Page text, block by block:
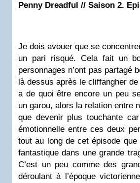
Penny Dreadful // Saison 2.
Je dois avouer que se
un pari risqué. Cela fait un
personnages n’ont pas partagé
là dessus après le cliffangher
a de quoi être encore un peu
un garou, alors la relation entre
que devenir plus touchante
émotionnelle entre ces deux
tout au long de cet épisode que
fantastique dans une grande
C’est un peu comme des
déroulant à l’époque